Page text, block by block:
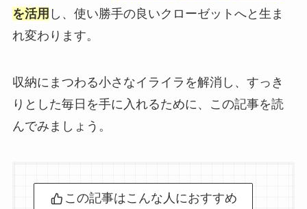
を活用 し、使い勝手の良いクローゼットへと生ま
れ変わります。
収納にまつわる小さなイライラを解消し、すっき
りとした毎日を手に入れるために、この記事を読
んでみましょう。
この記事はこんな人におすすめ